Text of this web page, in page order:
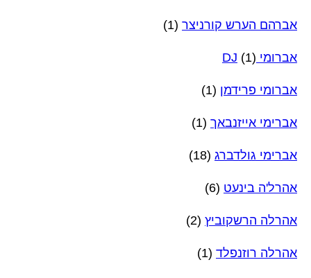
אברהם הערש קורניצר (1)
אברומי DJ (1)
אברומי פרידמן (1)
אברימי אייזנבאך (1)
אברימי גולדברג (18)
אהרל'ה בינעט (6)
אהרלה הרשקוביץ (2)
אהרלה רוזנפלד (1)